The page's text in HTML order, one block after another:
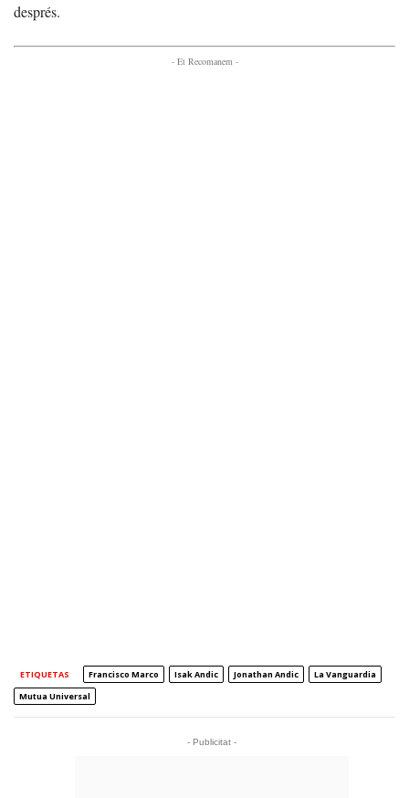
després.
- Et Recomanem -
ETIQUETAS Francisco Marco Isak Andic Jonathan Andic
La Vanguardia
Mutua Universal
- Publicitat -